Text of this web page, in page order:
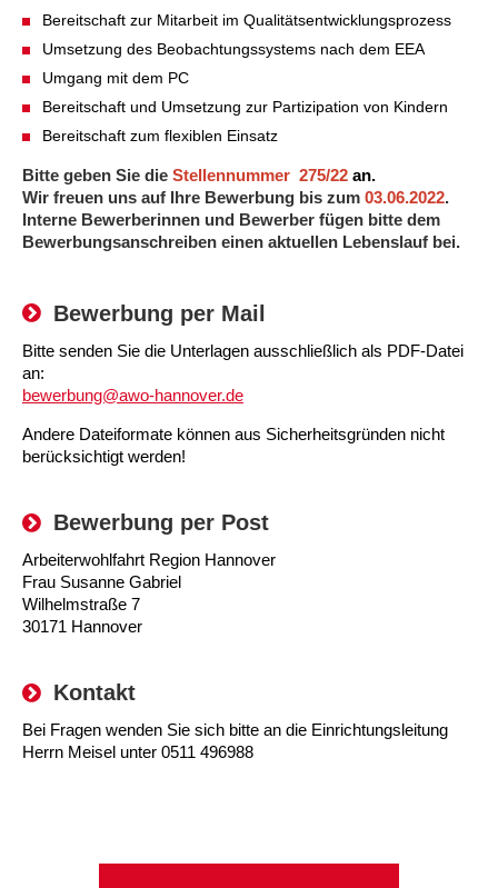
Kindertagesstätte Klaus-Müller-Kilian-Weg /
Kindertagesstätte König-Ludwig-Straße
Kindertagesstätte Langes Feld “Deisterspatzen”
Kindertagesstätte Moorlilienweg /
Familienzentrum
Kindertagesstätte Pfarrlandplatz
Kindertagesstätte Rosenbergstraße
Krippe Schleswiger Straße
Kindertagesstätte Schneiderberg
Kindertagesstätte Sylter Weg
Kindertagesstätte Tresckowstraße
Kindertagesstätte Voltmerstraße
Kindertagesstätte Wiehbergstraße
Kindertagesstätte Hiltrud-Grote-Weg
Kindertagesstätte Ibykusweg / Familienzentrum
Kindertagesstätte Johannes-Lau-Hof
Kindertagesstätte Kapellenbrink /
Familienzentrum
Kindertagesstätte König-Ludwig-Straße
Kindertagesstätte Langes Feld “Deisterspatzen”
Kindertagesstätte Levester Straße
Offene Sprach-Sprechstunde
Familienzentrum
Kindertagesstätte Mühenkamp / Familienzentrum
Kindertagesstätte Petermannstraße /
Familienzentrum
Kindertagesstätte Pfarrlandplatz
Hör- und Sprachheilkindergarten Ratswiese
Bereitschaft zur Mitarbeit im Qualitätsentwicklungsprozess
Umsetzung des Beobachtungssystems nach dem EEA
Umgang mit dem PC
Bereitschaft und Umsetzung zur Partizipation von Kindern
Bereitschaft zum flexiblen Einsatz
Bitte geben Sie die Stellennummer 275/22 an.
Wir freuen uns auf Ihre Bewerbung bis zum 03.06.2022.
Interne Bewerberinnen und Bewerber fügen bitte dem
Bewerbungsanschreiben einen aktuellen Lebenslauf bei.
Bewerbung per Mail
Bitte senden Sie die Unterlagen ausschließlich als PDF-Datei
an:
bewerbung@awo-hannover.de
Andere Dateiformate können aus Sicherheitsgründen nicht
berücksichtigt werden!
Bewerbung per Post
Arbeiterwohlfahrt Region Hannover
Frau Susanne Gabriel
Wilhelmstraße 7
30171 Hannover
Kontakt
Bei Fragen wenden Sie sich bitte an die Einrichtungsleitung
Herrn Meisel unter 0511 496988